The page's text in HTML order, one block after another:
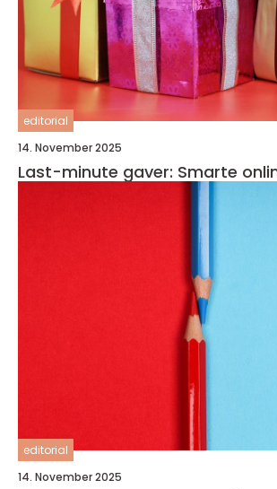
editorial
14. November 2025
Last-minute gaver: Smarte
editorial
14. November 2025